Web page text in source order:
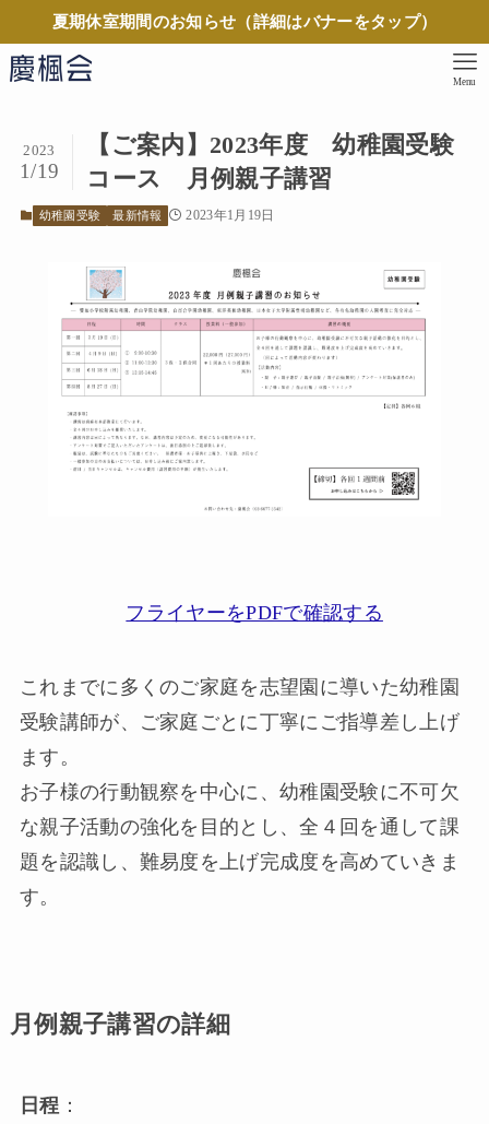
夏期休室期間のお知らせ（詳細はバナーをタップ）
Menu
【ご案内】2023年度 幼稚園受験
コース 月例親子講習
2023
1/19
幼稚園受験 最新情報 2023年1月19日
フライヤーをPDFで確認する
これまでに多くのご家庭を志望園に導いた幼稚園
受験講師が、ご家庭ごとに丁寧にご指導差し上げ
ます。
お子様の行動観察を中心に、幼稚園受験に不可欠
な親子活動の強化を目的とし、全４回を通して課
題を認識し、難易度を上げ完成度を高めていきま
す。
月例親子講習の詳細
日程 ：